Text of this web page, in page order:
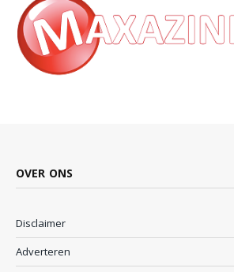
OVER ONS
Disclaimer
Adverteren